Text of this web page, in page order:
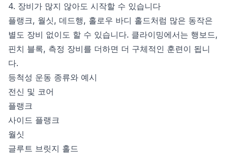
4. 장비가 많지 않아도 시작할 수 있습니다
플랭크, 월싯, 데드행, 홀로우 바디 홀드처럼 많은 동작은
별도 장비 없이도 할 수 있습니다. 클라이밍에서는 행보드,
핀치 블록, 측정 장비를 더하면 더 구체적인 훈련이 됩니
다.
등척성 운동 종류와 예시
전신 및 코어
플랭크
사이드 플랭크
월싯
글루트 브릿지 홀드